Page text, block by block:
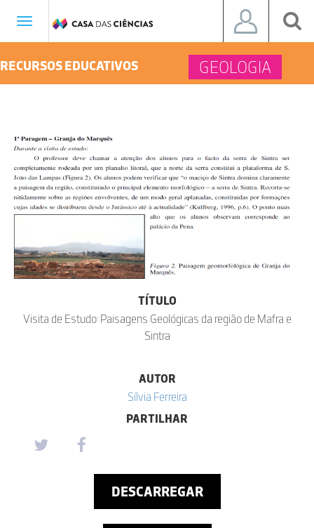
Toggle
RECURSOS EDUCATIVOS GEOLOGIA
TÍTULO
Visita de Estudo: Paisagens Geológicas da região de Mafra e
Sintra
AUTOR
Sílvia Ferreira
PARTILHAR
DESCARREGAR